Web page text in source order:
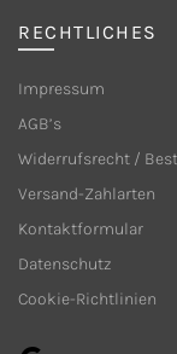
RECHTLICHES
Impressum
AGB’s
Widerrufsrecht /
Versand-Zahlarten
Kontaktformular
Datenschutz
Cookie-Richtlinien